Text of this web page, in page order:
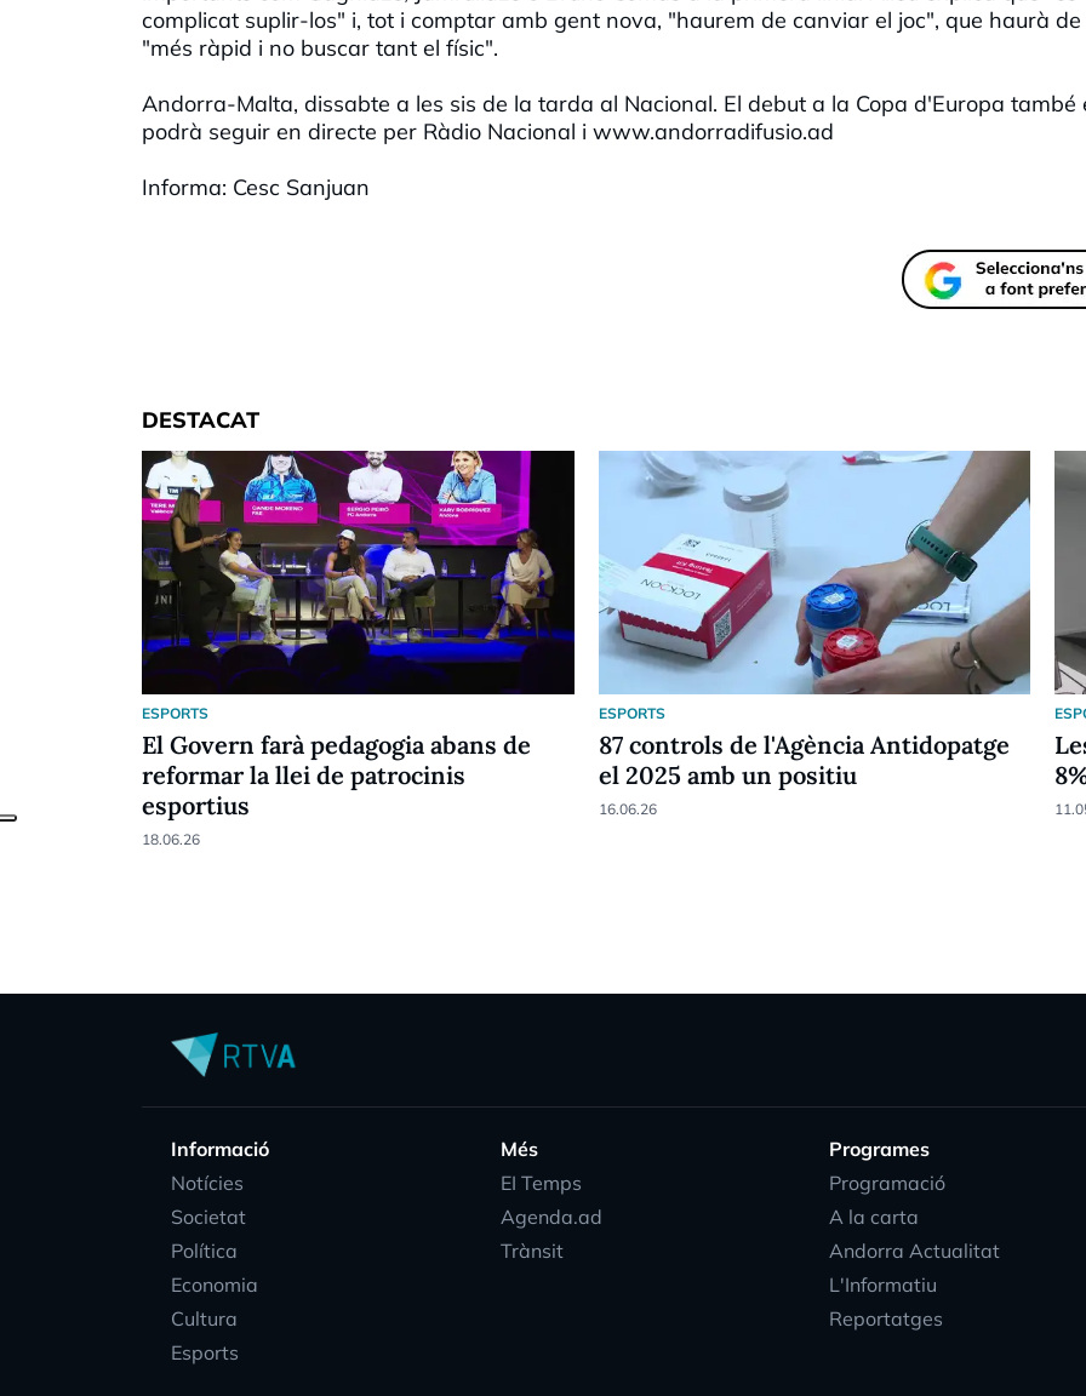
complicat suplir-los" i, tot i comptar amb gent nova, "haurem de canviar el joc", que haurà de
"més ràpid i no buscar tant el físic".
Andorra-Malta, dissabte a les sis de la tarda al Nacional. El debut a la Copa d'Europa també
podrà seguir en directe per Ràdio Nacional i www.andorradifusio.ad
Informa: Cesc Sanjuan
DESTACAT
ESPORTS
El Govern farà pedagogia abans de
reformar la llei de patrocinis
esportius
18.06.26
ESPORTS
87 controls de l'Agència Antidopatge
el 2025 amb un positiu
16.06.26
Informació
Notícies
Societat
Política
Economia
Cultura
Esports
Més
EI Temps
Agenda.ad
Trànsit
Programes
Programació
A la carta
Andorra Actualitat
L'Informatiu
Reportatges